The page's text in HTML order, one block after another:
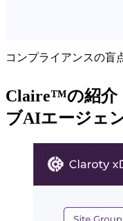
コンプライアンスの盲
Claire™の紹介
ブAIエージェ